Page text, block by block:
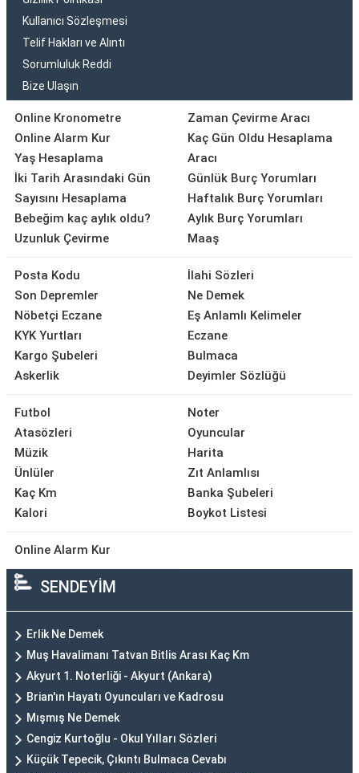
Kullanıcı Sözleşmesi
Telif Hakları ve Alıntı
Sorumluluk Reddi
Bize Ulaşın
Online Kronometre
Online Alarm Kur
Yaş Hesaplama
İki Tarih Arasındaki Gün
Sayısını Hesaplama
Bebeğim kaç aylık oldu?
Uzunluk Çevirme
Zaman Çevirme Aracı
Kaç Gün Oldu Hesaplama
Aracı
Günlük Burç Yorumları
Haftalık Burç Yorumları
Aylık Burç Yorumları
Maaş
Posta Kodu
Son Depremler
Nöbetçi Eczane
KYK Yurtları
Kargo Şubeleri
Askerlik
İlahi Sözleri
Ne Demek
Eş Anlamlı Kelimeler
Eczane
Bulmaca
Deyimler Sözlüğü
Futbol
Atasözleri
Müzik
Ünlüler
Kaç Km
Kalori
Noter
Oyuncular
Harita
Zıt Anlamlısı
Banka Şubeleri
Boykot Listesi
Online Alarm Kur
SENDEYİM
Erlik Ne Demek
Muş Havalimanı Tatvan Bitlis Arası Kaç Km
Akyurt 1. Noterliği - Akyurt (Ankara)
Brian'ın Hayatı Oyuncuları ve Kadrosu
Mışmış Ne Demek
Cengiz Kurtoğlu - Okul Yılları Sözleri
Küçük Tepecik, Çıkıntı Bulmaca Cevabı